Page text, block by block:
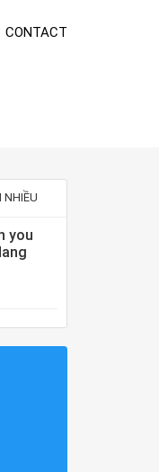
CONTACT
NHIỀU
you